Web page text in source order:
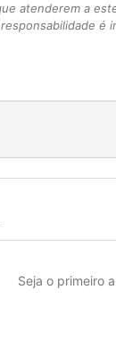
atenderem a
é
Seja o primeiro